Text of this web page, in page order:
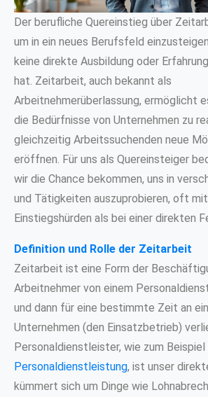
Der berufliche Quereinstieg über
um in ein neues Berufsfeld
keine direkte Ausbildung oder
hat. Zeitarbeit, auch bekannt als
Arbeitnehmerüberlassung, ermöglicht
die Bedürfnisse von Unternehmen zu
gleichzeitig Arbeitssuchenden neue
eröffnen. Für uns als Quereinsteiger
wir die Chance bekommen, uns in
und Tätigkeiten auszuprobieren, oft
Einstiegshürden als bei einer direkten
Definition und Rolle der Zeitarbeit
Zeitarbeit ist eine Form der
Arbeitnehmer von einem
und dann für eine bestimmte Zeit an
Unternehmen (den Einsatzbetrieb)
Personaldienstleister, wie zum Beispiel
Personaldienstleistung, ist unser
kümmert sich um Dinge wie